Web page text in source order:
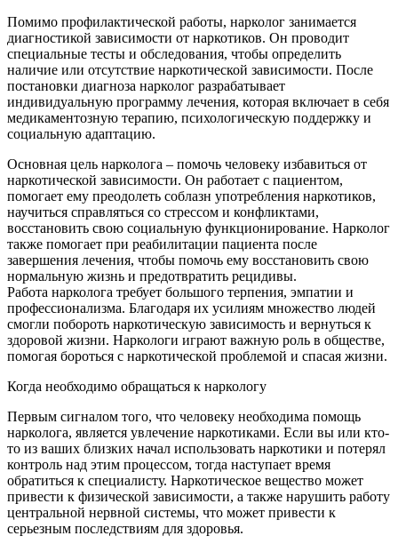
Помимо профилактической работы, нарколог занимается
диагностикой зависимости от наркотиков. Он проводит
специальные тесты и обследования, чтобы определить
наличие или отсутствие наркотической зависимости. После
постановки диагноза нарколог разрабатывает
индивидуальную программу лечения, которая включает в себя
медикаментозную терапию, психологическую поддержку и
социальную адаптацию.
Основная цель нарколога – помочь человеку избавиться от
наркотической зависимости. Он работает с пациентом,
помогает ему преодолеть соблазн употребления наркотиков,
научиться справляться со стрессом и конфликтами,
восстановить свою социальную функционирование. Нарколог
также помогает при реабилитации пациента после
завершения лечения, чтобы помочь ему восстановить свою
нормальную жизнь и предотвратить рецидивы.
Работа нарколога требует большого терпения, эмпатии и
профессионализма. Благодаря их усилиям множество людей
смогли побороть наркотическую зависимость и вернуться к
здоровой жизни. Наркологи играют важную роль в обществе,
помогая бороться с наркотической проблемой и спасая жизни.
Когда необходимо обращаться к наркологу
Первым сигналом того, что человеку необходима помощь
нарколога, является увлечение наркотиками. Если вы или кто-
то из ваших близких начал использовать наркотики и потерял
контроль над этим процессом, тогда наступает время
обратиться к специалисту. Наркотическое вещество может
привести к физической зависимости, а также нарушить работу
центральной нервной системы, что может привести к
серьезным последствиям для здоровья.